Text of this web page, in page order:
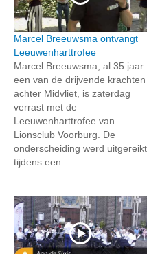
Marcel Breeuwsma ontvangt
Leeuwenharttrofee
Marcel Breeuwsma, al 35 jaar
een van de drijvende krachten
achter Midvliet, is zaterdag
verrast met de
Leeuwenharttrofee van
Lionsclub Voorburg. De
onderscheiding werd uitgereikt
tijdens een...